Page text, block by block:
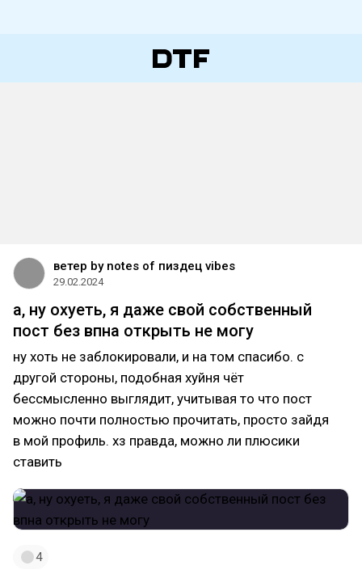
ветер by notes of пиздец vibes
29.02.2024
а, ну охуеть, я даже свой собственный
пост без впна открыть не могу
ну хоть не заблокировали, и на том спасибо. с
другой стороны, подобная хуйня чёт
бессмысленно выглядит, учитывая то что пост
можно почти полностью прочитать, просто зайдя
в мой профиль. хз правда, можно ли плюсики
ставить
4